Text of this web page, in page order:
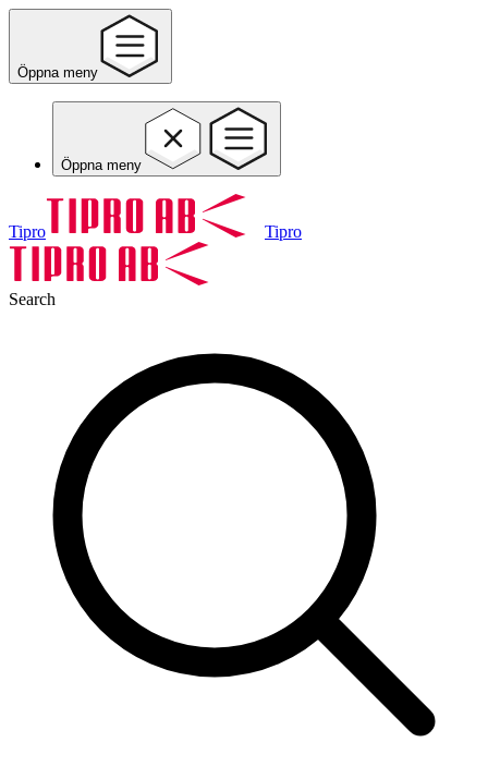
Öppna meny
Öppna meny
Tipro Tipro
Search